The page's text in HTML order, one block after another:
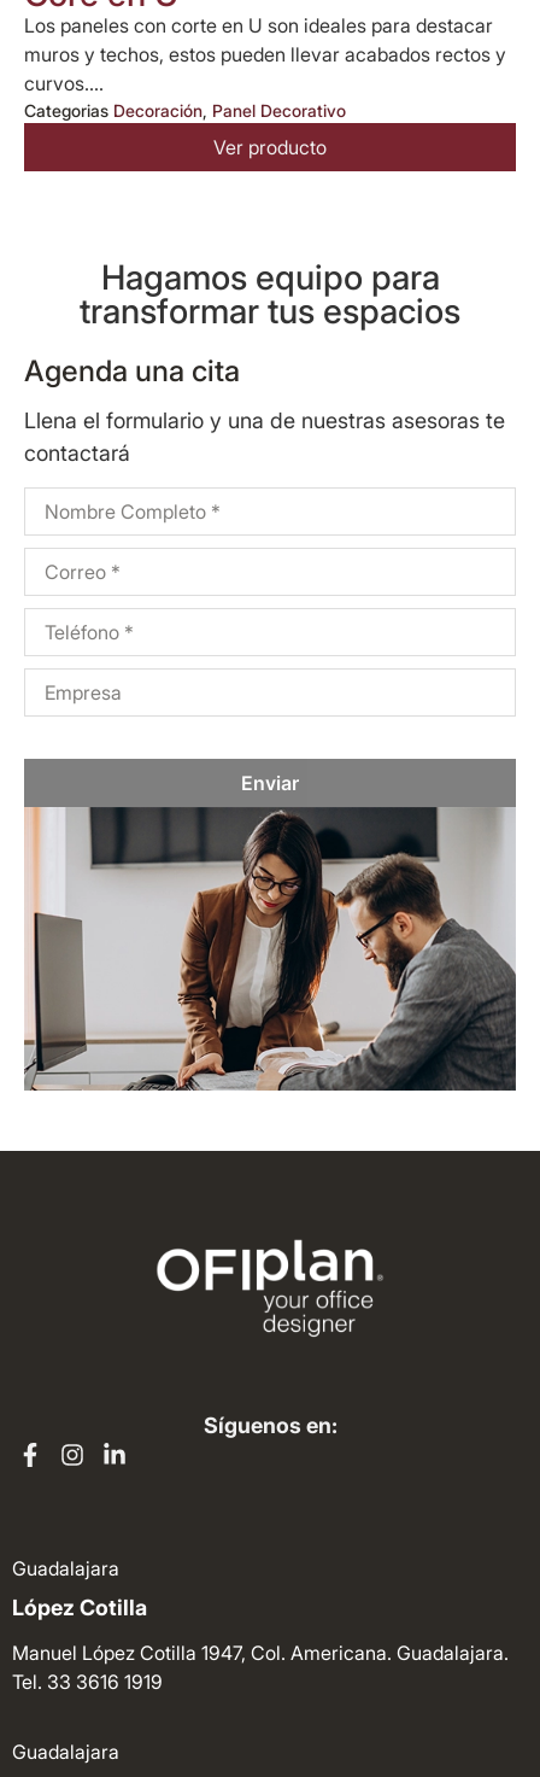
Los paneles con corte en U son ideales para destacar
muros y techos, estos pueden llevar acabados rectos y
curvos....
Categorias Decoración, Panel Decorativo
Ver producto
Hagamos equipo para
transformar tus espacios
Agenda una cita
Llena el formulario y una de nuestras asesoras te
contactará
Enviar
Síguenos en:
Guadalajara
López Cotilla
Manuel López Cotilla 1947, Col. Americana. Guadalajara.
Tel. 33 3616 1919
Guadalajara